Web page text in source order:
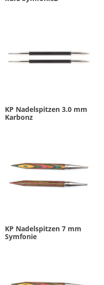
KP Nadelspitzen 3.0 mm
Karbonz
KP Nadelspitzen 7 mm
Symfonie